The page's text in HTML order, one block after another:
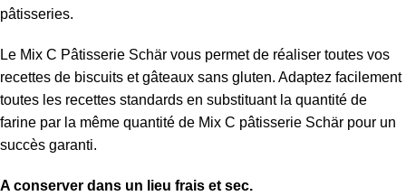
pâtisseries.
Le Mix C Pâtisserie Schär vous permet de réaliser toutes vos
recettes de biscuits et gâteaux sans gluten. Adaptez facilement
toutes les recettes standards en substituant la quantité de
farine par la même quantité de Mix C pâtisserie Schär pour un
succès garanti.
A conserver dans un lieu frais et sec.